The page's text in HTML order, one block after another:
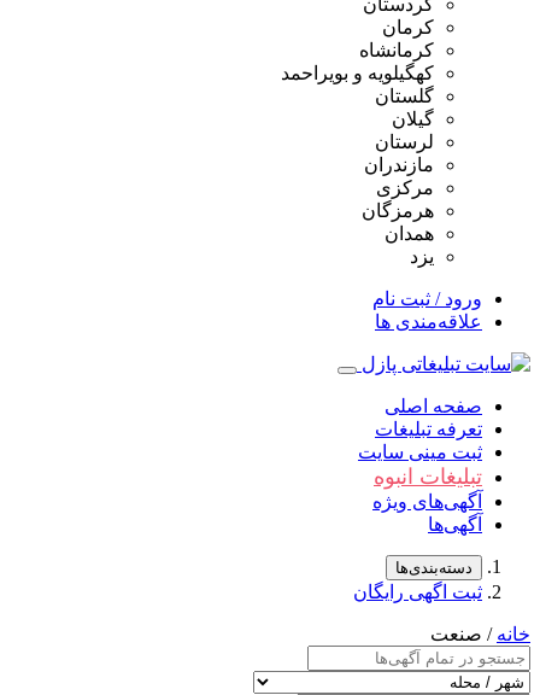
کرمان
کرمانشاه
کهگیلویه و بویراحمد
گلستان
گیلان
لرستان
مازندران
مرکزی
هرمزگان
همدان
یزد
ورود / ثبت نام
علاقه‌مندی ها
صفحه اصلی
تعرفه تبلیغات
ثبت مینی سایت
تبلیغات انبوه
آگهی‌های ویژه
آگهی‌ها
دسته‌بندی‌ها
ثبت اگهی رایگان
خانه / صنعت